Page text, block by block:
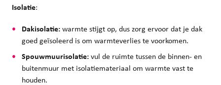
Isolatie:
Dakisolatie: warmte stijgt op, dus zorg ervoor dat je dak
goed geïsoleerd is om warmteverlies te voorkomen.
Spouwmuurisolatie: vul de ruimte tussen de binnen- en
buitenmuur met isolatiemateriaal om warmte vast te
houden.